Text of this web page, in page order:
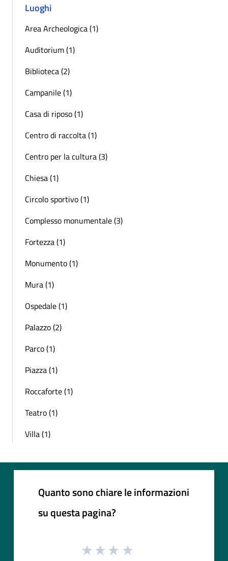
Luoghi
Area Archeologica (1)
Auditorium (1)
Biblioteca (2)
Campanile (1)
Casa di riposo (1)
Centro di raccolta (1)
Centro per la cultura (3)
Chiesa (1)
Circolo sportivo (1)
Complesso monumentale (3)
Fortezza (1)
Monumento (1)
Mura (1)
Ospedale (1)
Palazzo (2)
Parco (1)
Piazza (1)
Roccaforte (1)
Teatro (1)
Villa (1)
Quanto sono chiare le informazioni
su questa pagina?